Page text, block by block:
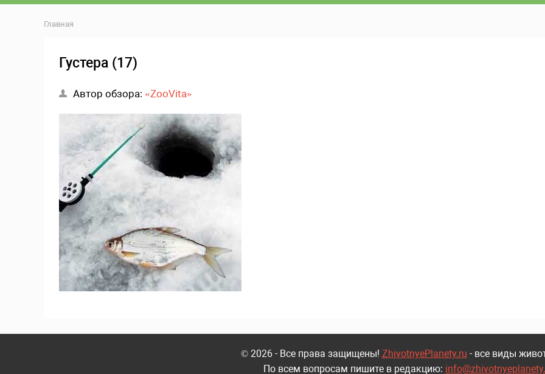
Главная
Густера (17)
Автор обзора: «ZooVita»
© 2026 - Все права защищены! ZhivotnyePlanety.ru - все виды
По всем вопросам пишите в редакцию: